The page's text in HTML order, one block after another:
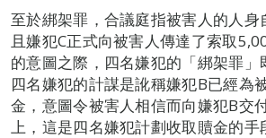
至於綁架罪，合議庭指被害人的人身
且嫌犯C正式向被害人傳達了索取
的意圖之際，四名嫌犯的「綁架罪」
四名嫌犯的計謀是訛稱嫌犯B已經為
金，意圖令被害人相信而向嫌犯B交
上，這是四名嫌犯計劃收取贖金的手